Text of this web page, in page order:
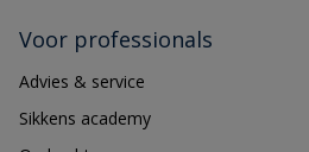
Voor professionals
Advies & service
Sikkens academy